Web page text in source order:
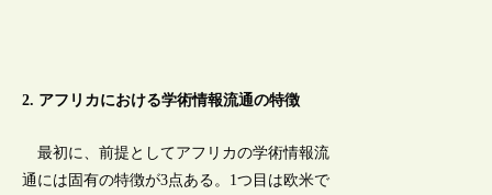
2. アフリカにおける学術情報流通の特徴
最初に、前提としてアフリカの学術情報流
通には固有の特徴が3点ある。1つ目は欧米で